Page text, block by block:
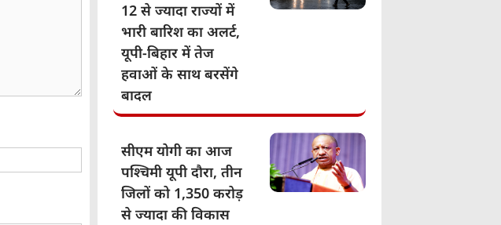
12 से ज्यादा राज्यों में
भारी बारिश का अलर्ट,
यूपी-बिहार में तेज
हवाओं के साथ बरसेंगे
बादल
सीएम योगी का आज
पश्चिमी यूपी दौरा, तीन
जिलों को 1,350 करोड़
से ज्यादा की विकास